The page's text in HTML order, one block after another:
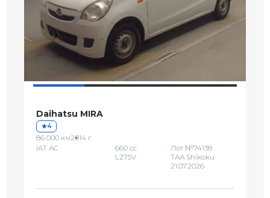
Daihatsu MIRA
4
86 000 км2014 г.
IAT AC
660 сс
L275V
Лот №74138
TAA Shikoku
21.07.2026